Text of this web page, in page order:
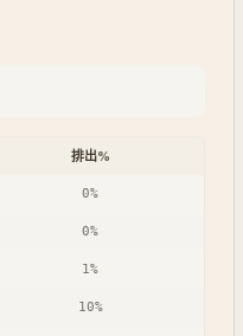
排出%
0%
0%
1%
10%